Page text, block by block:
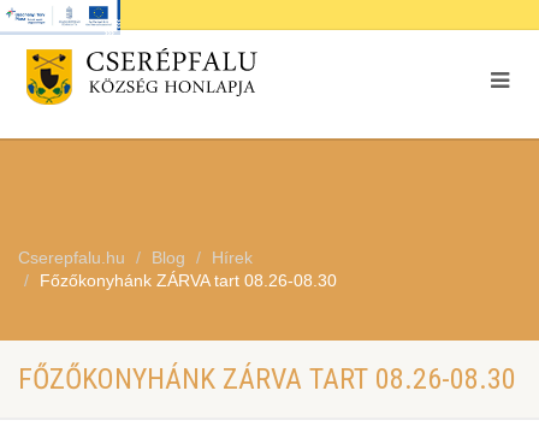
Cserepfalu.hu Blog
Hírek
Főzőkonyhánk ZÁRVA tart 08.26-08.30
FŐZŐKONYHÁNK ZÁRVA TART 08.26-08.30